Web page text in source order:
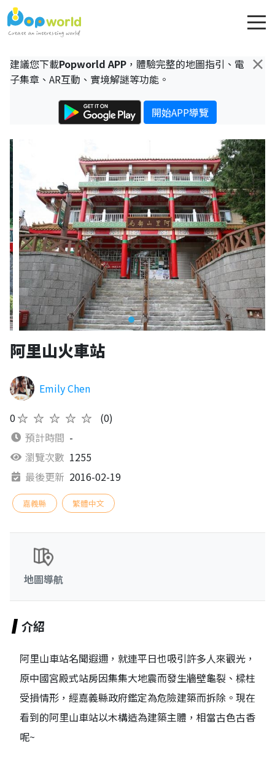
×
建議您下載Popworld APP ，體驗完整的地圖指引、電
子集章、AR互動、實境解謎等功能。
開始APP導覽
阿里山火車站
Emily Chen
0★★★★★
(0)
預計時間 -
瀏覽次數 1255
最後更新 2016-02-19
嘉義縣 繁體中文
地圖導航
介紹
阿里山車站名聞遐邇，就連平日也吸引許多人來觀光，
原中國宮殿式站房因集集大地震而發生牆壁龜裂、樑柱
受損情形，經嘉義縣政府鑑定為危險建築而拆除。現在
看到的阿里山車站以木構造為建築主體，相當古色古香
呢~